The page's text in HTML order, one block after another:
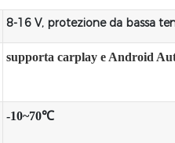
8-16 V, protezione da bassa
supporta carplay e Android
-10~70℃